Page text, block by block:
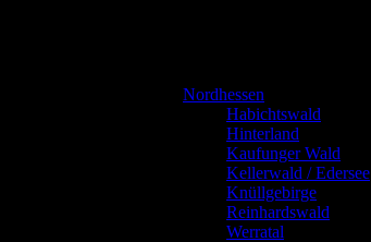
Nordhessen
Habichtswald
Hinterland
Kaufunger Wald
Kellerwald / Edersee
Knüllgebirge
Reinhardswald
Werratal